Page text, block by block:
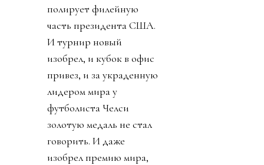
полирует филейную
часть президента США.
И турнир новый
изобрел, и кубок в офис
привез, и за украденную
лидером мира у
футболиста Челси
золотую медаль не стал
говорить. И даже
изобрел премию мира,